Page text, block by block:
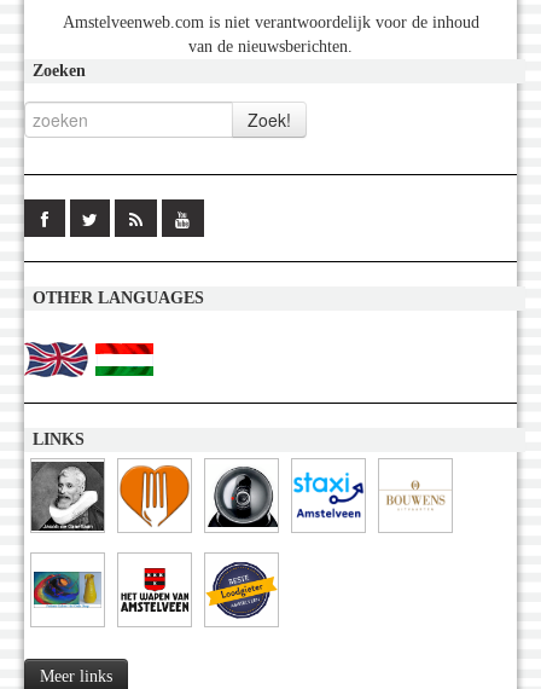
Amstelveenweb.com is niet verantwoordelijk voor de inhoud
van de nieuwsberichten.
Zoeken
OTHER LANGUAGES
LINKS
Meer links